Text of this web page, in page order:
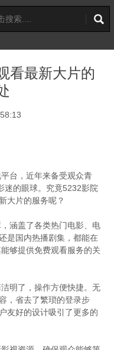
看最新大片的
台，近年来备受观众青
迷的眼球。究竟5232影院
大片的服务呢？
涵盖了各类热门电影、电
是国内热播剧集，都能在
够提供免费观看服务的关
明了，操作方便快捷。无
，省去了繁琐的登录步
友好的设计吸引了更多的